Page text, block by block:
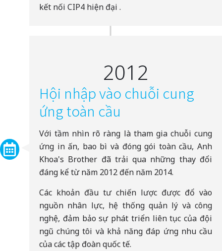
kết nối CIP4 hiện đại .
2012
Hội nhập vào chuỗi cung
ứng toàn cầu
Với tầm nhìn rõ ràng là tham gia chuỗi cung
ứng in ấn, bao bì và đóng gói toàn cầu, Anh
Khoa's Brother đã trải qua những thay đổi
đáng kể từ năm 2012 đến năm 2014.
Các khoản đầu tư chiến lược được đổ vào
nguồn nhân lực, hệ thống quản lý và công
nghệ, đảm bảo sự phát triển liên tục của đội
ngũ chúng tôi và khả năng đáp ứng nhu cầu
của các tập đoàn quốc tế.